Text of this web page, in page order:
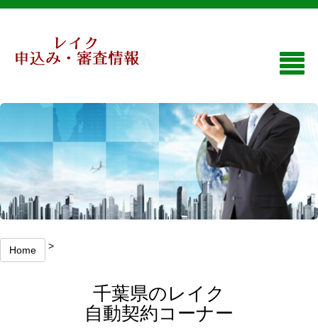
Home >
千葉県のレイク
自動契約コーナー